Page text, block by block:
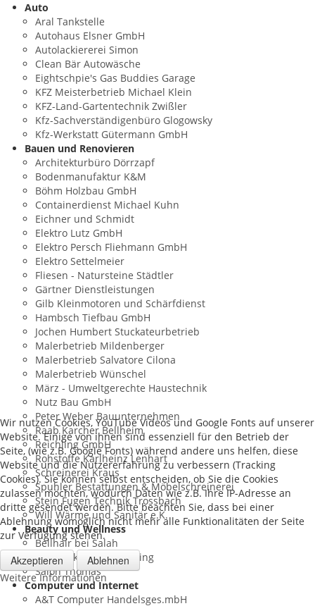
Auto
Aral Tankstelle
Autohaus Elsner GmbH
Autolackiererei Simon
Clean Bär Autowäsche
Eightschpie's Gas Buddies Garage
KFZ Meisterbetrieb Michael Klein
KFZ-Land-Gartentechnik Zwißler
Kfz-Sachverständigenbüro Glogowsky
Kfz-Werkstatt Gütermann GmbH
Bauen und Renovieren
Architekturbüro Dörrzapf
Bodenmanufaktur K&M
Böhm Holzbau GmbH
Containerdienst Michael Kuhn
Eichner und Schmidt
Elektro Lutz GmbH
Elektro Persch Fliehmann GmbH
Elektro Settelmeier
Fliesen - Natursteine Städtler
Gärtner Dienstleistungen
Gilb Kleinmotoren und Schärfdienst
Hambsch Tiefbau GmbH
Jochen Humbert Stuckateurbetrieb
Malerbetrieb Mildenberger
Malerbetrieb Salvatore Cilona
Malerbetrieb Wünschel
März - Umweltgerechte Haustechnik
Nutz Bau GmbH
Peter Weber Bauunternehmen
Raab Karcher Bellheim
Reichling GmbH
Rohstoffe Karlheinz Lenhart
Schreinerei Kraus
Spuhler Bestattungen & Möbelschreinerei
Stein Fugen Technik Trossbach
Will Wärme und Sanitär e.K.
Beauty und Wellness
Bellhair bei Salah
Kosmetikstudio Reichling
Salon Thomas
Computer und Internet
A&T Computer Handelsges.mbH
Wir nutzen Cookies, YouTube Videos und Google Fonts auf unserer
Website. Einige von ihnen sind essenziell für den Betrieb der
Seite, (wie z.B. Google Fonts) während andere uns helfen, diese
Website und die Nutzererfahrung zu verbessern (Tracking
Cookies). Sie können selbst entscheiden, ob Sie die Cookies
zulassen möchten, wodurch Daten wie z.B. Ihre IP-Adresse an
dritte gesendet werden. Bitte beachten Sie, dass bei einer
Ablehnung womöglich nicht mehr alle Funktionalitäten der Seite
zur Verfügung stehen.
Akzeptieren Ablehnen
Weitere Informationen